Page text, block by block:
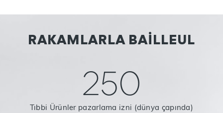
RAKAMLARLA BAILLEUL
250
Tıbbi Ürünler pazarlama izni (dünya çapında)